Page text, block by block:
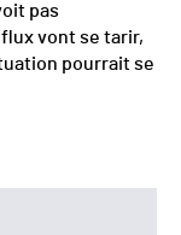
pas
vont se tarir,
pourrait se